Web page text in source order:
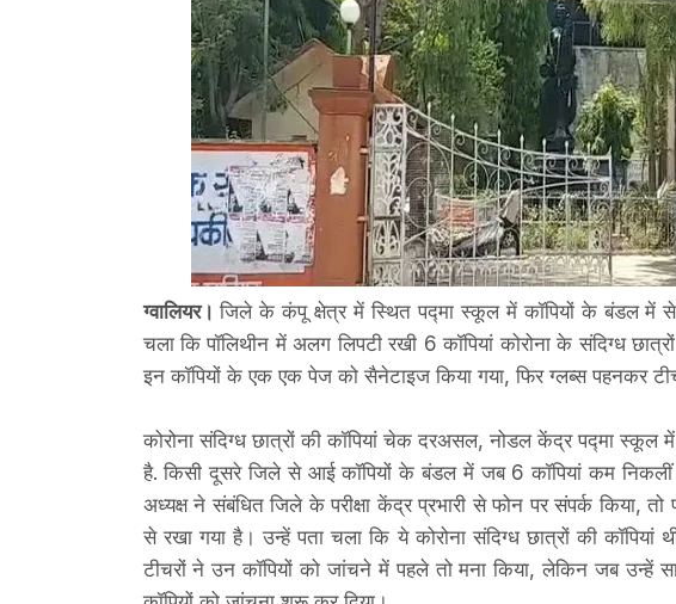
ग्वालियर। जिले के कंपू क्षेत्र में स्थित पद्मा स्कूल में कॉपियों के बंडल में
चला कि पॉलिथीन में अलग लिपटी रखी 6 कॉपियां कोरोना के संदिग्ध
इन कॉपियों के एक एक पेज को सैनेटाइज किया गया, फिर ग्लब्स पहनकर
कोरोना संदिग्ध छात्रों की कॉपियां चेक दरअसल, नोडल केंद्र पद्मा
है. किसी दूसरे जिले से आई कॉपियों के बंडल में जब 6 कॉपियां कम निकलीं
अध्यक्ष ने संबंधित जिले के परीक्षा केंद्र प्रभारी से फोन पर संपर्क किया,
से रखा गया है। उन्हें पता चला कि ये कोरोना संदिग्ध छात्रों की
टीचरों ने उन कॉपियों को जांचने में पहले तो मना किया, लेकिन जब उन्हें